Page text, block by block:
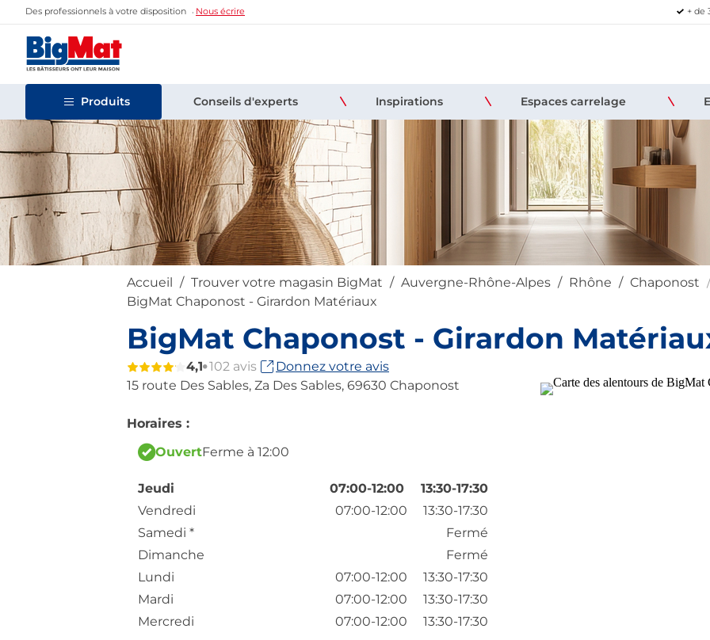
Des professionnels à votre disposition Nous écrire + de
Produits Conseils d'experts Inspirations Espaces carrelage
Accueil Trouver votre magasin BigMat Auvergne-Rhône-Alpes Rhône
Chaponost
BigMat Chaponost - Girardon Matériaux
BigMat Chaponost - Girardon
4,1 102 avis
Donnez votre avis
15 route Des Sables, Za Des Sables, 69630 Chaponost
Horaires :
OuvertFerme à 12:00
Jeudi 07:00-12:00
13:30-17:30
Vendredi
07:00-12:00
13:30-17:30
Samedi *
Fermé
Dimanche
Fermé
Lundi
07:00-12:00
13:30-17:30
Mardi
07:00-12:00
13:30-17:30
Mercredi
07:00-12:00 13:30-17:30